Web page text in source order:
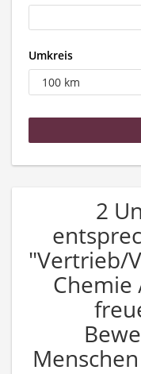
Umkreis
2
"Vertrieb/
Chemie